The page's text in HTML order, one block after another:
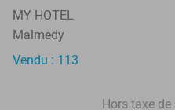
MY HOTEL
Malmedy
Vendu : 113
Hors taxe